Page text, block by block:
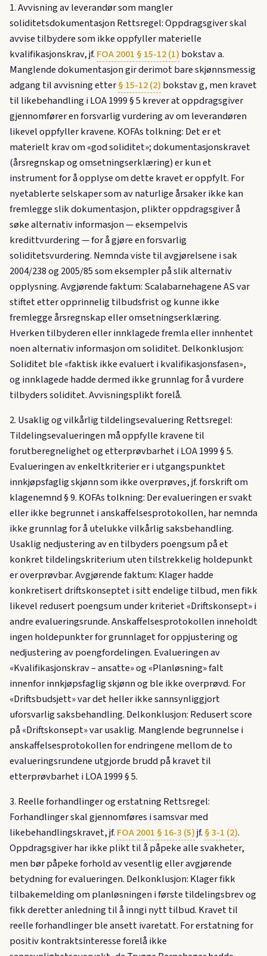
1. Avvisning av leverandør som mangler
soliditetsdokumentasjon Rettsregel: Oppdragsgiver skal
avvise tilbydere som ikke oppfyller materielle
kvalifikasjonskrav, jf. FOA 2001 § 15-12 (1) bokstav a.
Manglende dokumentasjon gir derimot bare skjønnsmessig
adgang til avvisning etter§ 15-12 (2) bokstav g, men kravet
til likebehandling i LOA 1999 § 5 krever at oppdragsgiver
gjennomfører en forsvarlig vurdering av om leverandøren
likevel oppfyller kravene. KOFAs tolkning: Det er et
materielt krav om «god soliditet»; dokumentasjonskravet
(årsregnskap og omsetningserklæring) er kun et
instrument for å opplyse om dette kravet er oppfylt. For
nyetablerte selskaper som av naturlige årsaker ikke kan
fremlegge slik dokumentasjon, plikter oppdragsgiver å
søke alternativ informasjon — eksempelvis
kredittvurdering — for å gjøre en forsvarlig
soliditetsvurdering. Nemnda viste til avgjørelsene i sak
2004/238 og 2005/85 som eksempler på slik alternativ
opplysning. Avgjørende faktum: Scalabarnehagene AS var
stiftet etter opprinnelig tilbudsfrist og kunne ikke
fremlegge årsregnskap eller omsetningserklæring.
Hverken tilbyderen eller innklagede fremla eller innhentet
noen alternativ informasjon om soliditet. Delkonklusjon:
Soliditet ble «faktisk ikke evaluert i kvalifikasjonsfasen»,
og innklagede hadde dermed ikke grunnlag for å vurdere
tilbyders soliditet. Avvisningsplikt forelå.
2. Usaklig og vilkårlig tildelingsevaluering Rettsregel:
Tildelingsevalueringen må oppfylle kravene til
forutberegnelighet og etterprøvbarhet i LOA 1999 § 5.
Evalueringen av enkeltkriterier er i utgangspunktet
innkjøpsfaglig skjønn som ikke overprøves, jf. forskrift om
klagenemnd § 9. KOFAs tolkning: Der evalueringen er svakt
eller ikke begrunnet i anskaffelsesprotokollen, har nemnda
ikke grunnlag for å utelukke vilkårlig saksbehandling.
Usaklig nedjustering av en tilbyders poengsum på et
konkret tildelingskriterium uten tilstrekkelig holdepunkt
er overprøvbar. Avgjørende faktum: Klager hadde
konkretisert driftskonseptet i sitt endelige tilbud, men fikk
likevel redusert poengsum under kriteriet «Driftskonsept» i
andre evalueringsrunde. Anskaffelsesprotokollen inneholdt
ingen holdepunkter for grunnlaget for oppjustering og
nedjustering av poengfordelingen. Evalueringen av
«Kvalifikasjonskrav – ansatte» og «Planløsning» falt
innenfor innkjøpsfaglig skjønn og ble ikke overprøvd. For
«Driftsbudsjett» var det heller ikke sannsynliggjort
uforsvarlig saksbehandling. Delkonklusjon: Redusert score
på «Driftskonsept» var usaklig. Manglende begrunnelse i
anskaffelsesprotokollen for endringene mellom de to
evalueringsrundene utgjorde brudd på kravet til
etterprøvbarhet i LOA 1999 § 5.
3. Reelle forhandlinger og erstatning Rettsregel:
Forhandlinger skal gjennomføres i samsvar med
likebehandlingskravet, jf. FOA 2001 § 16-3 (5)jf. § 3-1 (2).
Oppdragsgiver har ikke plikt til å påpeke alle svakheter,
men bør påpeke forhold av vesentlig eller avgjørende
betydning for evalueringen. Delkonklusjon: Klager fikk
tilbakemelding om planløsningen i første tildelingsbrev og
fikk deretter anledning til å inngi nytt tilbud. Kravet til
reelle forhandlinger ble ansett ivaretatt. For erstatning for
positiv kontraktsinteresse forelå ikke